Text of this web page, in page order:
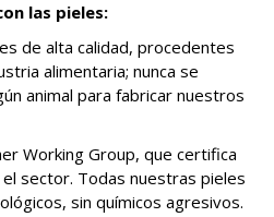
las pieles:
de alta calidad, procedentes
alimentaria; nunca se
animal para fabricar nuestros
Working Group, que certifica
sector. Todas nuestras pieles
sin químicos agresivos.